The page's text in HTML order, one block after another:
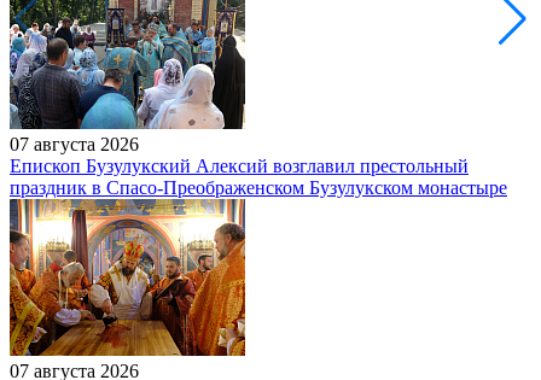
07 августа 2026
Епископ Бузулукский Алексий возглавил престольный
праздник в Спасо-Преображенском Бузулукском монастыре
07 августа 2026